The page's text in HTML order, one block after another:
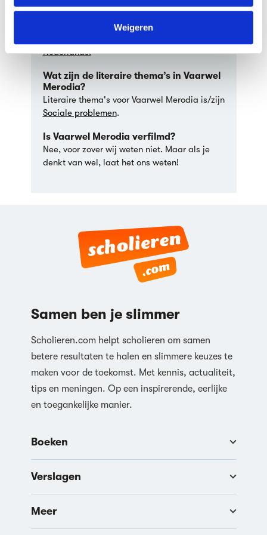
We werken samen met63 derdendie uw gegevens
kunnen ontvangen en verwerken.
Weigeren
Nederlands.
Wat zijn de literaire thema’s in Vaarwel
Merodia?
Literaire thema's voor Vaarwel Merodia is/zijn
Sociale problemen.
Is Vaarwel Merodia verfilmd?
Nee, voor zover wij weten niet. Maar als je
denkt van wel, laat het ons weten!
Samen ben je slimmer
Scholieren.com helpt scholieren om samen
betere resultaten te halen en slimmere keuzes te
maken voor de toekomst. Met kennis, actualiteit,
tips en meningen. Op een inspirerende, eerlijke
en toegankelijke manier.
Boeken
Verslagen
Meer